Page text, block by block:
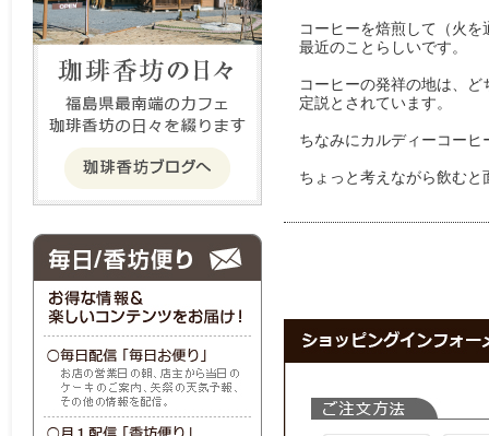
コーヒーを焙煎して（火を
最近のことらしいです。
コーヒーの発祥の地は、ど
定説とされています。
ちなみにカルディーコーヒ
ちょっと考えながら飲むと